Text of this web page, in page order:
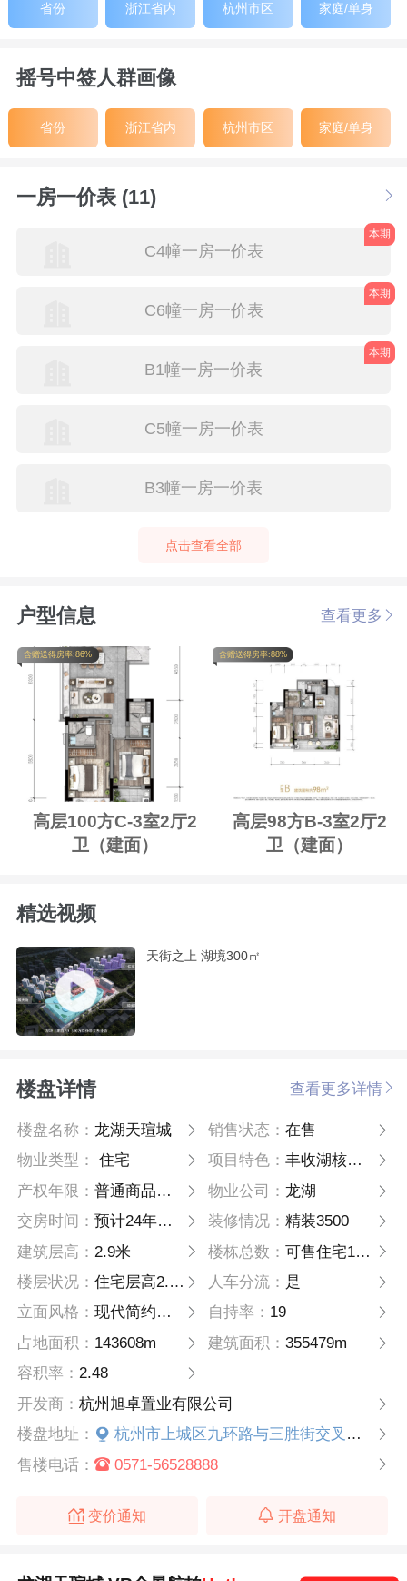
省份 浙江省内 杭州市区 家庭/单身
摇号中签人群画像
省份 浙江省内 杭州市区 家庭/单身
一房一价表 (11)
C4幢一房一价表
本期
C6幢一房一价表
本期
B1幢一房一价表
本期
C5幢一房一价表
B3幢一房一价表
点击查看全部
户型信息 查看更多
含赠送得房率:86%
高层100方C-3室2厅2
卫（建面）
含赠送得房率:88%
高层98方B-3室2厅2
卫（建面）
精选视频
天街之上 湖境300㎡
楼盘详情 查看更多详情
楼盘名称：龙湖天瑄城 销售状态： 在售
物业类型：
住宅 项目特色： 丰收湖核心区
产权年限：普通商品住房用地70、商业商务用地40年 物业公司： 龙湖
交房时间：预计24年年底，以合同为准 装修情况： 精装3500
建筑层高： 2.9米 楼栋总数： 可售住宅13幢，可售商住13幢
楼层状况：住宅层高2.9米，商住高层3.4米，商住墅级3.7米 人车分流： 是
立面风格：现代简约风格 自持率： 19
占地面积： 143608m 建筑面积： 355479m
容积率：2.48
开发商：杭州旭卓置业有限公司
楼盘地址：
杭州市上城区九环路与三胜街交叉口南侧
售楼电话：
0571-56528888
变价通知 开盘通知